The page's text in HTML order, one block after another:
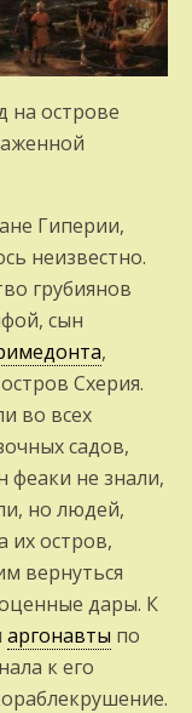
на острове
Гиперии,
неизвестно.
грубиянов
сын
,
Схерия.
во всех
садов,
феаки не знали,
но людей,
их остров,
вернуться
дары. К
аргонавты по
к его